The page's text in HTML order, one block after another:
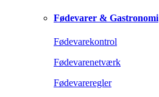
Fødevarer & Gastronomi
Fødevarekontrol
Fødevarenetværk
Fødevareregler